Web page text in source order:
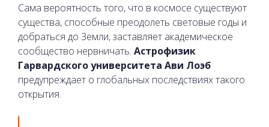
Сама вероятность того, что в космосе существуют
существа, способные преодолеть световые годы и
добраться до Земли, заставляет академическое
сообщество нервничать. Астрофизик
Гарвардского университета Ави Лоэб
предупреждает о глобальных последствиях такого
открытия.